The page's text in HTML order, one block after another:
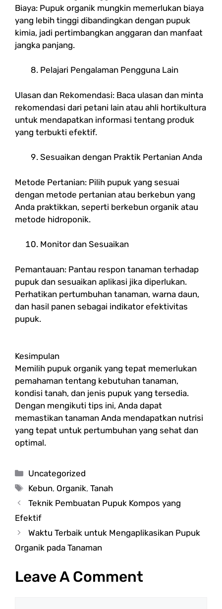
Biaya: Pupuk organik mungkin memerlukan biaya
yang lebih tinggi dibandingkan dengan pupuk
kimia, jadi pertimbangkan anggaran dan manfaat
jangka panjang.
Pelajari Pengalaman Pengguna Lain
Ulasan dan Rekomendasi: Baca ulasan dan minta
rekomendasi dari petani lain atau ahli hortikultura
untuk mendapatkan informasi tentang produk
yang terbukti efektif.
Sesuaikan dengan Praktik Pertanian Anda
Metode Pertanian: Pilih pupuk yang sesuai
dengan metode pertanian atau berkebun yang
Anda praktikkan, seperti berkebun organik atau
metode hidroponik.
Monitor dan Sesuaikan
Pemantauan: Pantau respon tanaman terhadap
pupuk dan sesuaikan aplikasi jika diperlukan.
Perhatikan pertumbuhan tanaman, warna daun,
dan hasil panen sebagai indikator efektivitas
pupuk.
Kesimpulan
Memilih pupuk organik yang tepat memerlukan
pemahaman tentang kebutuhan tanaman,
kondisi tanah, dan jenis pupuk yang tersedia.
Dengan mengikuti tips ini, Anda dapat
memastikan tanaman Anda mendapatkan nutrisi
yang tepat untuk pertumbuhan yang sehat dan
optimal.
Categories
Uncategorized
Tags
Kebun, Organik,Tanah
Teknik Pembuatan Pupuk Kompos yang
Efektif
Waktu Terbaik untuk Mengaplikasikan Pupuk
Organik pada Tanaman
Leave A Comment